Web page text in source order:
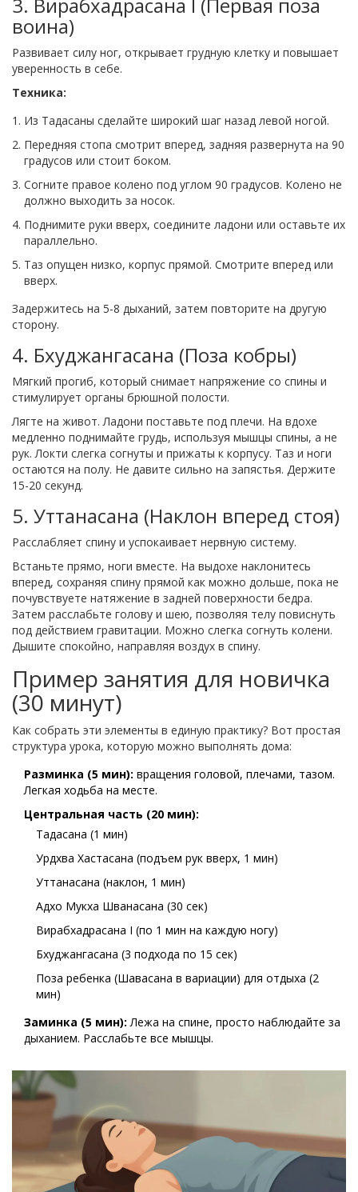
3. Вирабхадрасана I (Первая поза
воина)
Развивает силу ног, открывает грудную клетку и повышает
уверенность в себе.
Техника:
Из Тадасаны сделайте широкий шаг назад левой ногой.
Передняя стопа смотрит вперед, задняя развернута на 90
градусов или стоит боком.
Согните правое колено под углом 90 градусов. Колено не
должно выходить за носок.
Поднимите руки вверх, соедините ладони или оставьте их
параллельно.
Таз опущен низко, корпус прямой. Смотрите вперед или
вверх.
Задержитесь на 5-8 дыханий, затем повторите на другую
сторону.
4. Бхуджангасана (Поза кобры)
Мягкий прогиб, который снимает напряжение со спины и
стимулирует органы брюшной полости.
Лягте на живот. Ладони поставьте под плечи. На вдохе
медленно поднимайте грудь, используя мышцы спины, а не
рук. Локти слегка согнуты и прижаты к корпусу. Таз и ноги
остаются на полу. Не давите сильно на запястья. Держите
15-20 секунд.
5. Уттанасана (Наклон вперед стоя)
Расслабляет спину и успокаивает нервную систему.
Встаньте прямо, ноги вместе. На выдохе наклонитесь
вперед, сохраняя спину прямой как можно дольше, пока не
почувствуете натяжение в задней поверхности бедра.
Затем расслабьте голову и шею, позволяя телу повиснуть
под действием гравитации. Можно слегка согнуть колени.
Дышите спокойно, направляя воздух в спину.
Пример занятия для новичка
(30 минут)
Как собрать эти элементы в единую практику? Вот простая
структура урока, которую можно выполнять дома:
Разминка (5 мин): вращения головой, плечами, тазом.
Легкая ходьба на месте.
Центральная часть (20 мин):
Тадасана (1 мин)
Урдхва Хастасана (подъем рук вверх, 1 мин)
Уттанасана (наклон, 1 мин)
Адхо Мукха Шванасана (30 сек)
Вирабхадрасана I (по 1 мин на каждую ногу)
Бхуджангасана (3 подхода по 15 сек)
Поза ребенка (Шавасана в вариации) для отдыха (2
мин)
Заминка (5 мин): Лежа на спине, просто наблюдайте за
дыханием. Расслабьте все мышцы.